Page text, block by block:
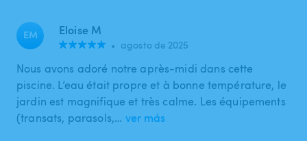
EM Eloise M
• agosto de 2025
Nous avons adoré notre après-midi dans cette
piscine. L’eau était propre et à bonne température, le
jardin est magnifique et très calme. Les équipements
(transats, parasols,… ver más